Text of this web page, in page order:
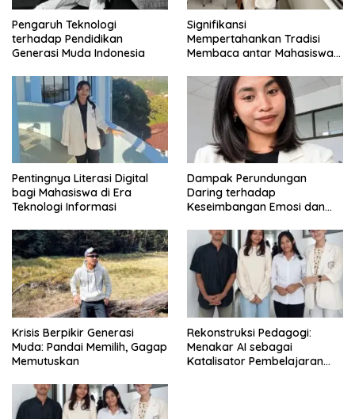
Pengaruh Teknologi
terhadap Pendidikan
Generasi Muda Indonesia
Signifikansi
Mempertahankan Tradisi
Membaca antar Mahasiswa
Pentingnya Literasi Digital
bagi Mahasiswa di Era
Teknologi Informasi
Dampak Perundungan
Daring terhadap
Keseimbangan Emosi dan
Krisis Berpikir Generasi
Muda: Pandai Memilih, Gagap
Memutuskan
Rekonstruksi Pedagogi:
Menakar AI sebagai
Katalisator Pembelajaran